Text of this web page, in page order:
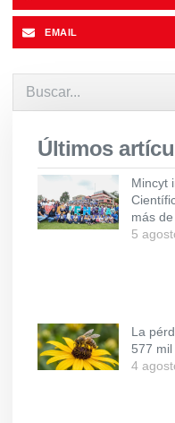
EMAIL
Últimos
Mincyt
más
5
La
577
4